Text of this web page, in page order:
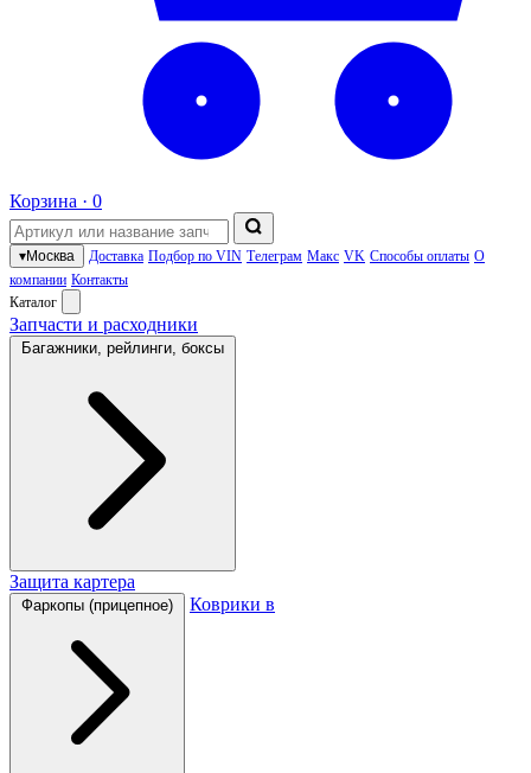
Корзина · 0
▾Москва Доставка Подбор по VIN Телеграм Макс VK Способы оплаты О
компании Контакты
Каталог
Запчасти и расходники
Багажники, рейлинги, боксы
Защита картера
Фаркопы (прицепное) Коврики в